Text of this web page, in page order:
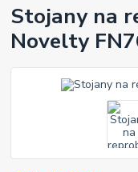
Stojany na
Novelty